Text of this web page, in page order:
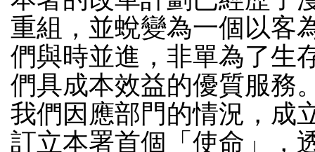
重組，並蛻變為一個以客
們與時並進，非單為了生
們具成本效益的優質服務
我們因應部門的情況，成
訂立本署首個「使命」，